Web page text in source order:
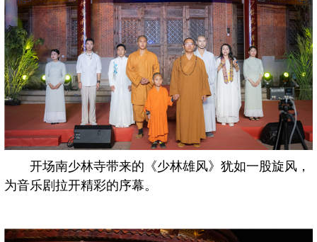
开场南少林寺带来的《少林雄风》犹如一股旋风，
为音乐剧拉开精彩的序幕。